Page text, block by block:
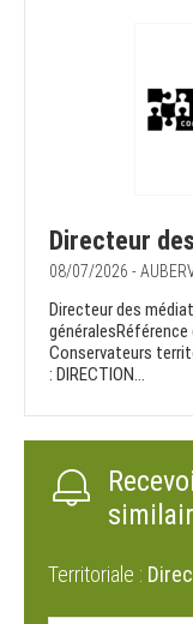
Directeur
08/07/2026 -
Directeur des
Conservateurs
: DIRECTION...
Territoriale :